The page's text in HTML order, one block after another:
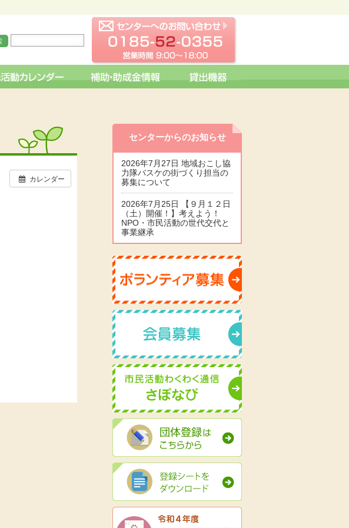
カレンダー
センターからのお知らせ
2026年7月27日 地域おこし協
力隊バスケの街づくり担当の
募集について
2026年7月25日 【９月１２日
（土）開催！】考えよう！
NPO・市民活動の世代交代と
事業継承